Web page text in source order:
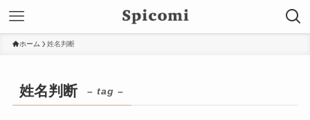
ホーム 姓名判断
姓名判断 – tag –